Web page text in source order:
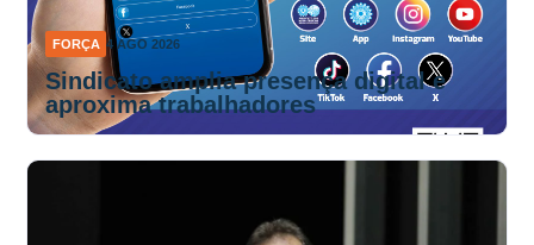
FORÇA 4 AGO 2026
Sindicato amplia presença digital e
aproxima trabalhadores